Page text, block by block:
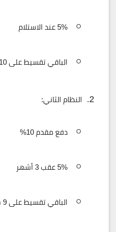
5% عند الاستلام
الباقي تقسيط على 10 سنوات بأقساط متساوية
النظام الثاني:
دفع مقدم 10%
5% عقب 3 أشهر
الباقي تقسيط على 9 سنوات بأقساط متساوية